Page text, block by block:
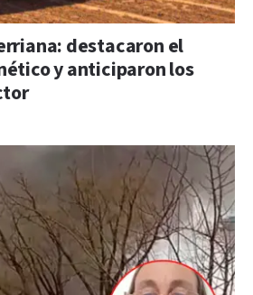
destacaron el
y anticiparon los